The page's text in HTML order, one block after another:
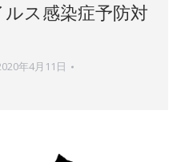
ス感染症予防対
年4月11日